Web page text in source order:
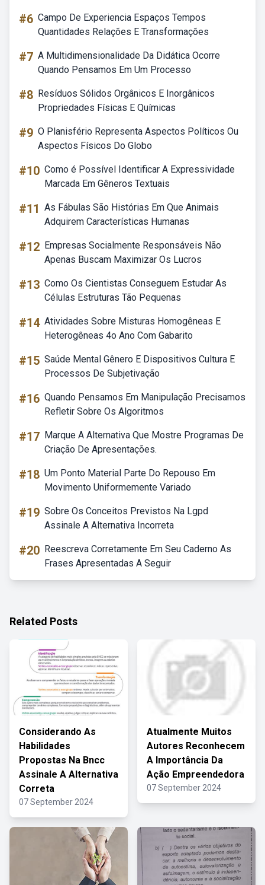
#6 Campo De Experiencia Espaços Tempos
Quantidades Relações E Transformações
#7 A Multidimensionalidade Da Didática Ocorre
Quando Pensamos Em Um Processo
#8 Resíduos Sólidos Orgânicos E Inorgânicos
Propriedades Físicas E Químicas
#9 O Planisfério Representa Aspectos Políticos Ou
Aspectos Físicos Do Globo
#10 Como é Possível Identificar A Expressividade
Marcada Em Gêneros Textuais
#11 As Fábulas São Histórias Em Que Animais
Adquirem Características Humanas
#12 Empresas Socialmente Responsáveis Não
Apenas Buscam Maximizar Os Lucros
#13 Como Os Cientistas Conseguem Estudar As
Células Estruturas Tão Pequenas
#14 Atividades Sobre Misturas Homogêneas E
Heterogêneas 4o Ano Com Gabarito
#15 Saúde Mental Gênero E Dispositivos Cultura E
Processos De Subjetivação
#16 Quando Pensamos Em Manipulação Precisamos
Refletir Sobre Os Algoritmos
#17 Marque A Alternativa Que Mostre Programas De
Criação De Apresentações.
#18 Um Ponto Material Parte Do Repouso Em
Movimento Uniformemente Variado
#19 Sobre Os Conceitos Previstos Na Lgpd
Assinale A Alternativa Incorreta
#20 Reescreva Corretamente Em Seu Caderno As
Frases Apresentadas A Seguir
Related Posts
Considerando As
Habilidades
Propostas Na Bncc
Assinale A Alternativa
Correta
07 September 2024
Atualmente Muitos
Autores Reconhecem
A Importância Da
Ação Empreendedora
07 September 2024